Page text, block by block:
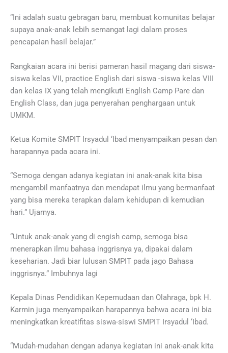
“Ini adalah suatu gebragan baru, membuat komunitas belajar
supaya anak-anak lebih semangat lagi dalam proses
pencapaian hasil belajar.”
Rangkaian acara ini berisi pameran hasil magang dari siswa-
siswa kelas VII, practice English dari siswa -siswa kelas VIII
dan kelas IX yang telah mengikuti English Camp Pare dan
English Class, dan juga penyerahan penghargaan untuk
UMKM.
Ketua Komite SMPIT Irsyadul ‘Ibad menyampaikan pesan dan
harapannya pada acara ini.
“Semoga dengan adanya kegiatan ini anak-anak kita bisa
mengambil manfaatnya dan mendapat ilmu yang bermanfaat
yang bisa mereka terapkan dalam kehidupan di kemudian
hari.” Ujarnya.
“Untuk anak-anak yang di engish camp, semoga bisa
menerapkan ilmu bahasa inggrisnya ya, dipakai dalam
keseharian. Jadi biar lulusan SMPIT pada jago Bahasa
inggrisnya.” Imbuhnya lagi
Kepala Dinas Pendidikan Kepemudaan dan Olahraga, bpk H.
Karmin juga menyampaikan harapannya bahwa acara ini bia
meningkatkan kreatifitas siswa-siswi SMPIT Irsyadul ‘Ibad.
“Mudah-mudahan dengan adanya kegiatan ini anak-anak kita